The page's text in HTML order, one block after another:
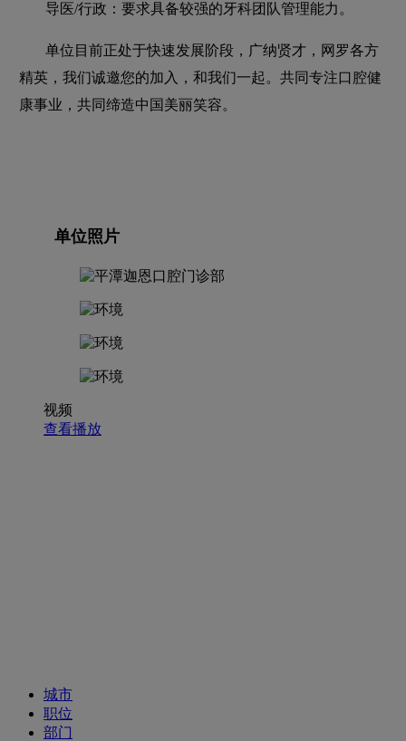
导医/行政：要求具备较强的牙科团队管理能力。
单位目前正处于快速发展阶段，广纳贤才，网罗各方
精英，我们诚邀您的加入，和我们一起。共同专注口腔健
康事业，共同缔造中国美丽笑容。
单位照片
视频
查看播放
城市
职位
部门